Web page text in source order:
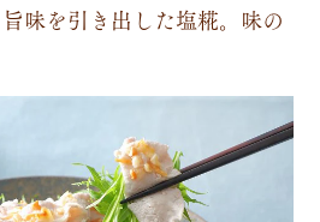
味を引き出した塩糀。味の